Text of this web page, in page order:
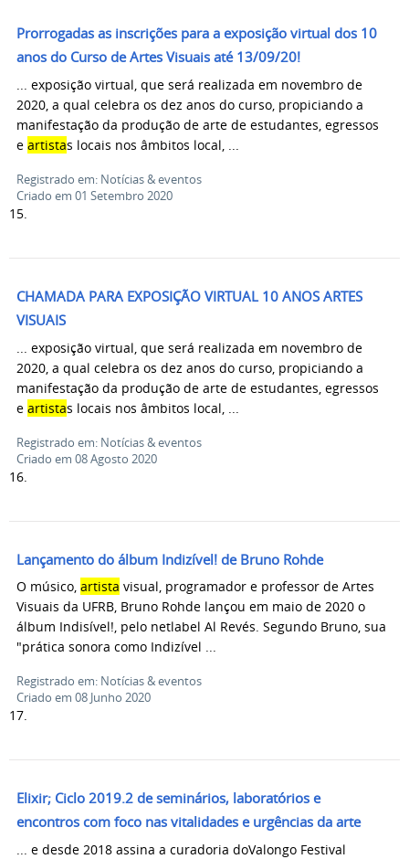
Prorrogadas as inscrições para a exposição virtual dos 10
anos do Curso de Artes Visuais até 13/09/20!
... exposição virtual, que será realizada em novembro de
2020, a qual celebra os dez anos do curso, propiciando a
manifestação da produção de arte de estudantes, egressos
e artistas locais nos âmbitos local, ...
Registrado em: Notícias & eventos
Criado em 01 Setembro 2020
15.
CHAMADA PARA EXPOSIÇÃO VIRTUAL 10 ANOS ARTES
VISUAIS
... exposição virtual, que será realizada em novembro de
2020, a qual celebra os dez anos do curso, propiciando a
manifestação da produção de arte de estudantes, egressos
e artistas locais nos âmbitos local, ...
Registrado em: Notícias & eventos
Criado em 08 Agosto 2020
16.
Lançamento do álbum Indizível! de Bruno Rohde
O músico, artista visual, programador e professor de Artes
Visuais da UFRB, Bruno Rohde lançou em maio de 2020 o
álbum Indisível!, pelo netlabel Al Revés. Segundo Bruno, sua
"prática sonora como Indizível ...
Registrado em: Notícias & eventos
Criado em 08 Junho 2020
17.
Elixir; Ciclo 2019.2 de seminários, laboratórios e
encontros com foco nas vitalidades e urgências da arte
... e desde 2018 assina a curadoria doValongo Festival